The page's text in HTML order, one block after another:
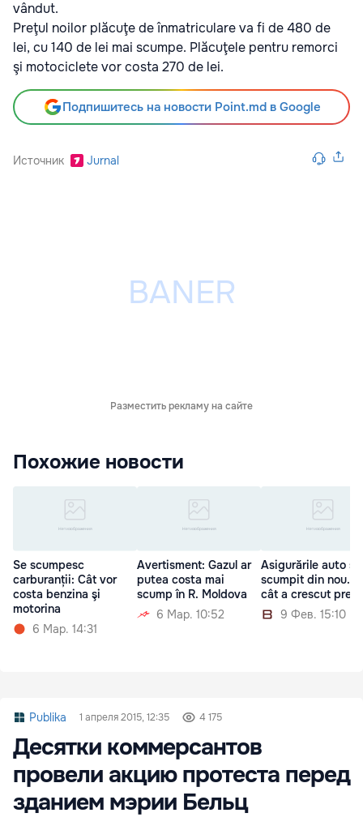
vândut.
Preţul noilor plăcuţe de înmatriculare va fi de 480 de
lei, cu 140 de lei mai scumpe. Plăcuţele pentru remorci
şi motociclete vor costa 270 de lei.
Подпишитесь на новости Point.md в Google
Источник Jurnal
Разместить рекламу на сайте
Похожие новости
Se scumpesc
carburanții: Cât vor
costa benzina şi
motorina
6 Мар. 14:31
Avertisment: Gazul ar
putea costa mai
scump în R. Moldova
6 Мар. 10:52
Asigurările auto s-
scumpit din nou.
cât a crescut
9 Фев. 15:10
Publika 1 апреля 2015, 12:35 4 175
Десятки коммерсантов
провели акцию протеста перед
зданием мэрии Бельц